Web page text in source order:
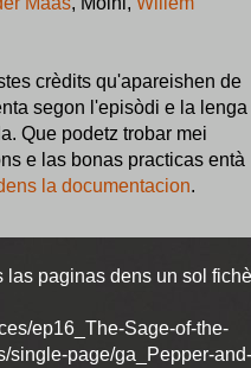
crèdits qu'apareishen de
segon l'episòdi e la lenga
Que podetz trobar mei
e las bonas practicas entà
la documentacion.
las paginas dens un sol
ep16_The-Sage-of-the-
single-page/ga_Pepper-and-